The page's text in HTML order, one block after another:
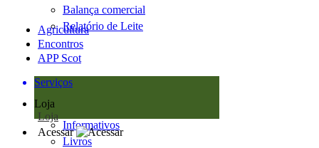
Balança comercial
Relatório de Leite
Agricultura
Encontros
APP Scot
Serviços
Loja
Loja
Informativos
Livros
Acessar